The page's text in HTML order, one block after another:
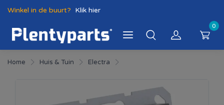
Winkel in de buurt? Klik hier
0
Home Huis & Tuin Electra